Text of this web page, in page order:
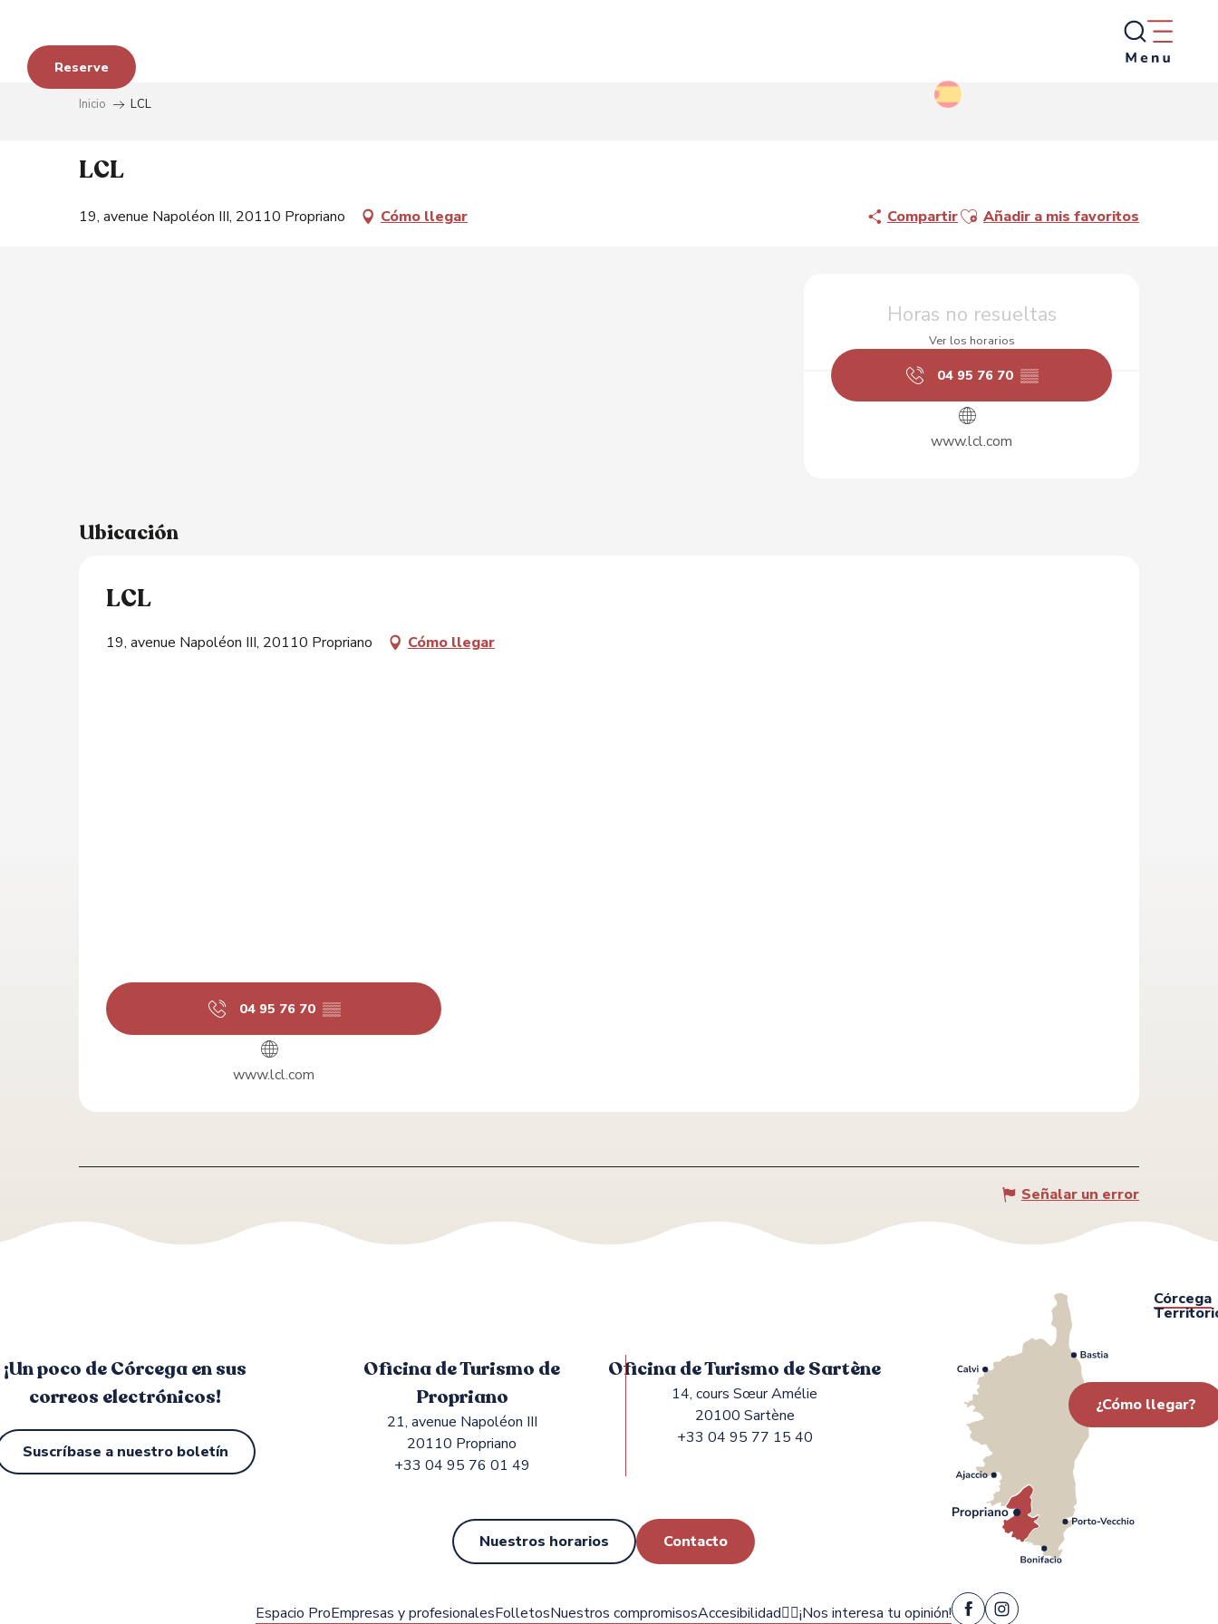
contenu
principal
Reserve
Inicio LCL
LCL
19, avenue Napoléon III, 20110 Propriano Cómo llegar CompartirAjouter aux favoris
Añadir a mis favoritos
Horarios y datos de
Horas no resueltas
Ver los horarios
04 95 76 70 ▒▒
www.lcl.com
Ubicación
LCL
19, avenue Napoléon III, 20110 Propriano Cómo llegar
04 95 76 70 ▒▒
www.lcl.com
Señalar un error
¡Un poco de Córcega en sus
correos electrónicos!
Suscríbase a nuestro boletín
Oficina de Turismo de
Propriano
21, avenue Napoléon III
20110 Propriano
+33 04 95 76 01 49
Oficina de Turismo de Sartène
14, cours Sœur Amélie
20100 Sartène
+33 04 95 77 15 40
Nuestros horarios Contacto
Espacio ProEmpresas y profesionalesFolletosNuestros compromisosAccesibilidad✍🏻¡Nos interesa tu opinión!
Córcega
¿Cómo llegar?